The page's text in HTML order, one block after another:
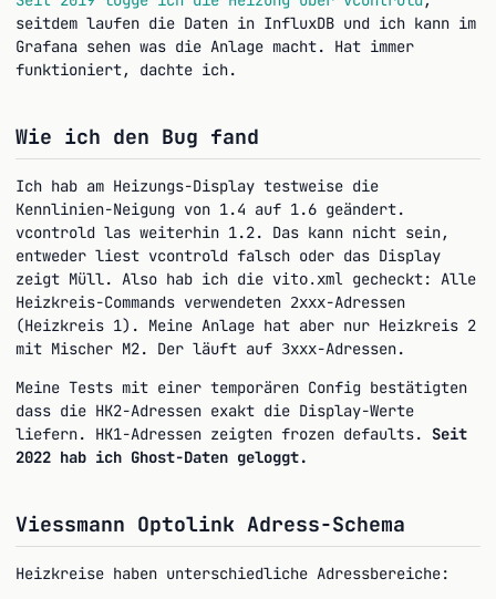
seitdem laufen die Daten in InfluxDB und ich kann im
Grafana sehen was die Anlage macht. Hat immer
funktioniert, dachte ich.
Wie ich den Bug fand
Ich hab am Heizungs-Display testweise die
Kennlinien-Neigung von 1.4 auf 1.6 geändert.
vcontrold las weiterhin 1.2. Das kann nicht sein,
entweder liest vcontrold falsch oder das Display
zeigt Müll. Also hab ich die vito.xml
gecheckt: Alle
Heizkreis-Commands verwendeten 2xxx-Adressen
(Heizkreis 1). Meine Anlage hat aber nur Heizkreis 2
mit Mischer M2. Der läuft auf 3xxx-Adressen.
Meine Tests mit einer temporären Config bestätigten
dass die HK2-Adressen exakt die Display-Werte
liefern. HK1-Adressen zeigten frozen defaults. Seit
2022 hab ich Ghost-Daten geloggt.
Viessmann Optolink Adress-Schema
Heizkreise haben unterschiedliche Adressbereiche: